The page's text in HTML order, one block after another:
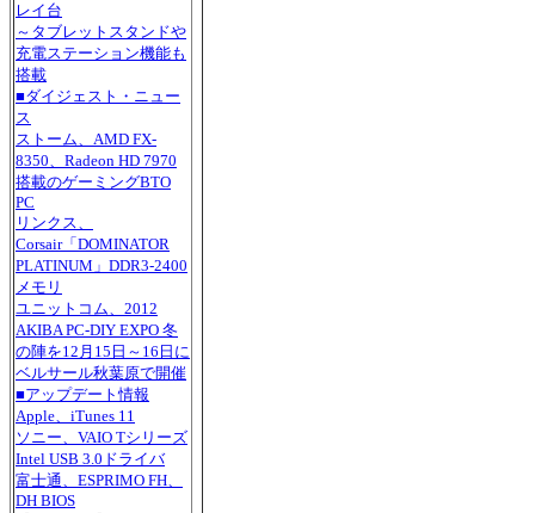
レイ台
～タブレットスタンドや
充電ステーション機能も
搭載
■ダイジェスト・ニュー
ス
ストーム、AMD FX-
8350、Radeon HD 7970
搭載のゲーミングBTO
PC
リンクス、
Corsair「DOMINATOR
PLATINUM」DDR3-2400
メモリ
ユニットコム、2012
AKIBA PC-DIY EXPO 冬
の陣を12月15日～16日に
ベルサール秋葉原で開催
■アップデート情報
Apple、iTunes 11
ソニー、VAIO Tシリーズ
Intel USB 3.0ドライバ
富士通、ESPRIMO FH、
DH BIOS